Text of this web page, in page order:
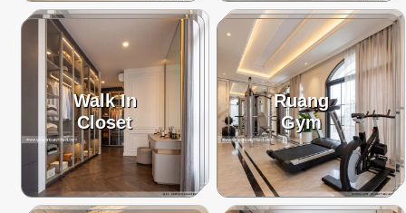
Walk In
Closet
Ruang
Gym